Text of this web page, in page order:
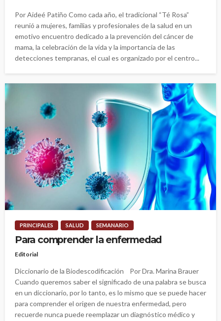
Por Aideé Patiño Como cada año, el tradicional “Té Rosa”
reunió a mujeres, familias y profesionales de la salud en un
emotivo encuentro dedicado a la prevención del cáncer de
mama, la celebración de la vida y la importancia de las
detecciones tempranas, el cual es organizado por el centro...
PRINCIPALES SALUD SEMANARIO
Para comprender la enfermedad
Editorial
Diccionario de la Biodescodificación Por Dra. Marina Brauer
Cuando queremos saber el significado de una palabra se busca
en un diccionario, por lo tanto, es lo mismo que se puede hacer
para comprender el origen de nuestra enfermedad, pero
recuerde nunca puede reemplazar un diagnóstico médico y